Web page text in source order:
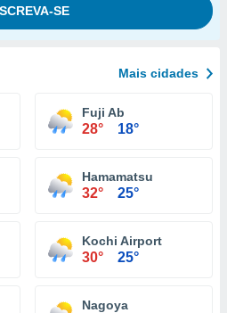
Mais cidades
Fuji Ab
28° 18°
Hamamatsu
32° 25°
Kochi Airport
30° 25°
Nagoya